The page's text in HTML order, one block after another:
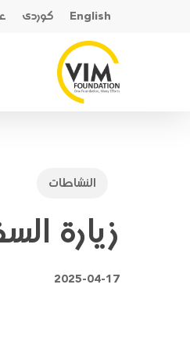
English کوردی
النشاطات
زيارة
2025-04-17